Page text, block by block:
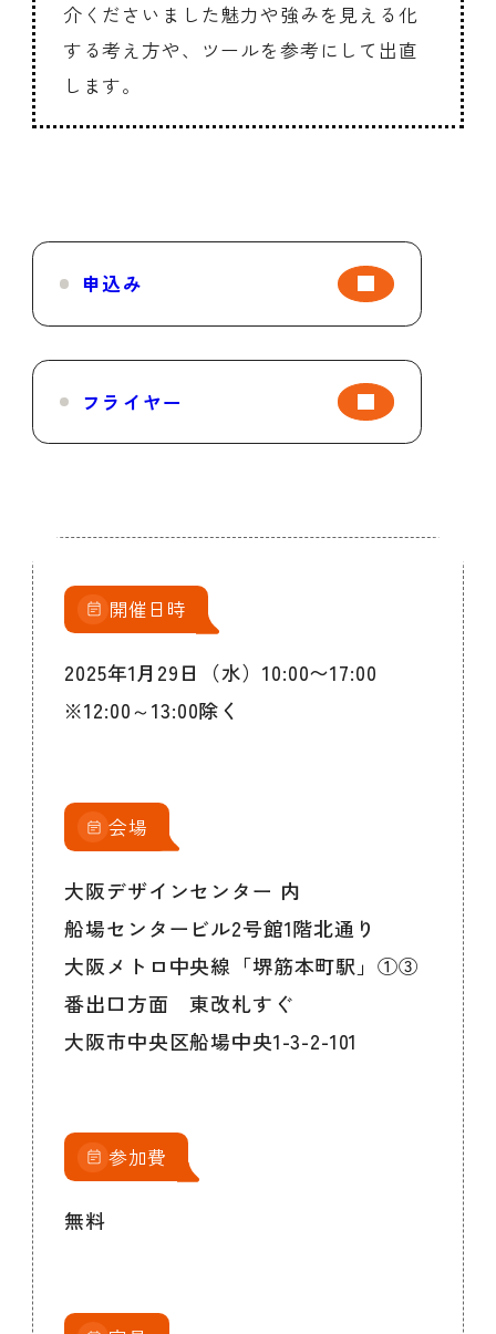
介くださいました魅力や強みを見える化
する考え方や、ツールを参考にして出直
します。
申込み
フライヤー
開催日時
2025年1月29日（水）10:00〜17:00
※12:00～13:00除く
会場
大阪デザインセンター 内
船場センタービル2号館1階北通り
大阪メトロ中央線「堺筋本町駅」①③
番出口方面 東改札すぐ
大阪市中央区船場中央1-3-2-101
参加費
無料